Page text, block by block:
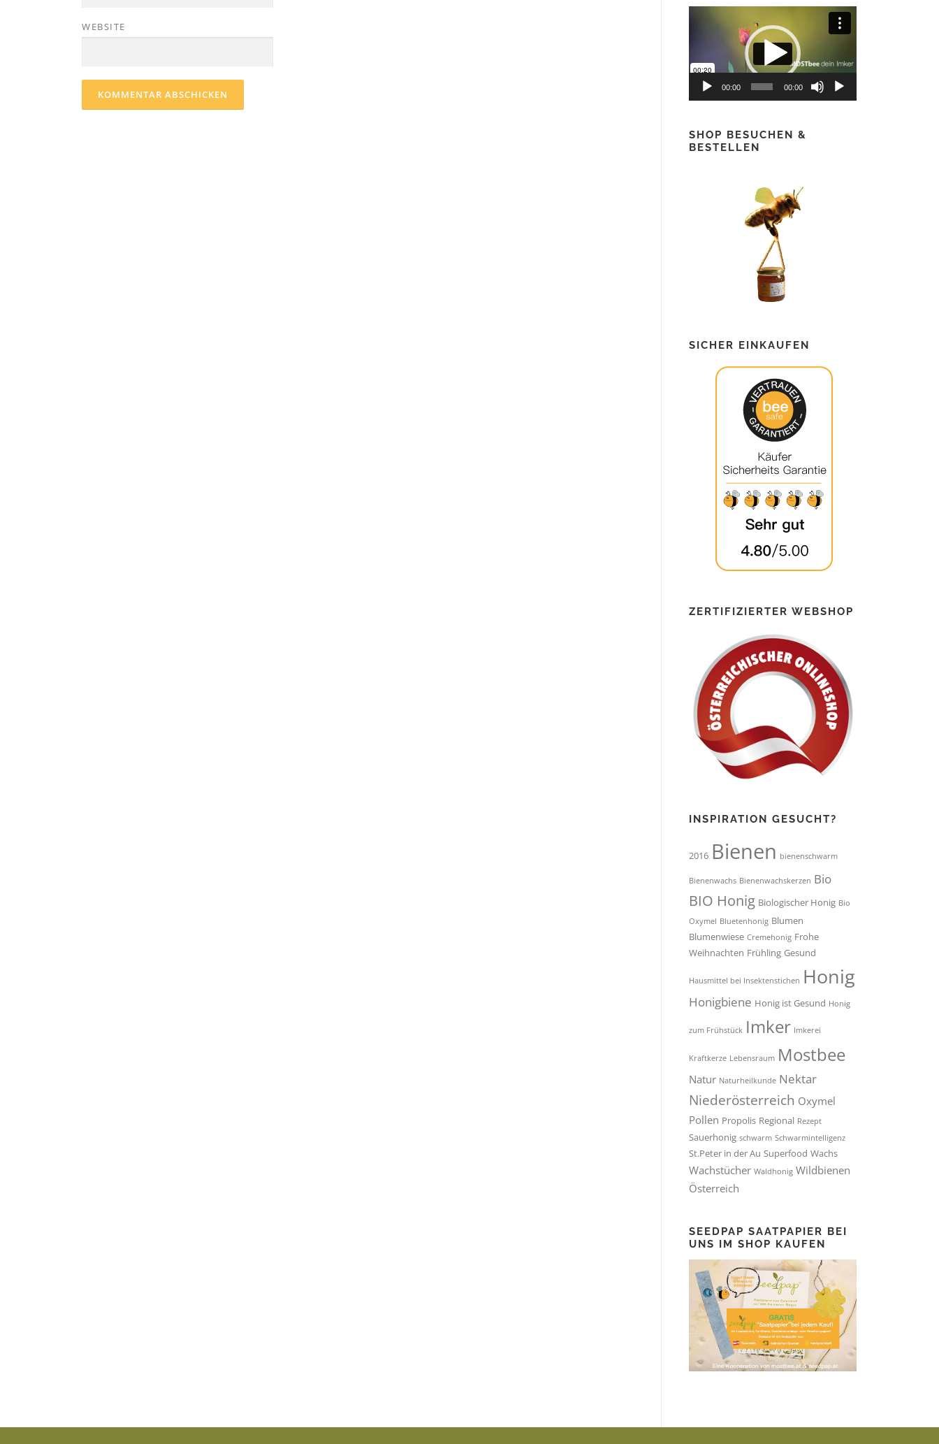
WEBSITE
00:00 00:00
SHOP BESUCHEN &
BESTELLEN
SICHER EINKAUFEN
ZERTIFIZIERTER WEBSHOP
INSPIRATION GESUCHT?
2016 Bienen bienenschwarm
Bienenwachs Bienenwachskerzen Bio
BIO Honig Biologischer Honig Bio
Oxymel Bluetenhonig Blumen
Blumenwiese Cremehonig Frohe
Weihnachten Frühling Gesund
Hausmittel bei Insektenstichen Honig
Honigbiene Honig ist Gesund Honig
zum Frühstück Imker Imkerei
Kraftkerze Lebensraum Mostbee
Natur Naturheilkunde Nektar
Niederösterreich Oxymel
Pollen Propolis Regional Rezept
Sauerhonig schwarm Schwarmintelligenz
St.Peter in der Au Superfood Wachs
Wachstücher Waldhonig Wildbienen
Österreich
SEEDPAP SAATPAPIER BEI
UNS IM SHOP KAUFEN